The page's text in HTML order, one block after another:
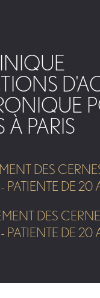
À PARIS
DES
PATIENTE DE 20
DES
PATIENTE DE 20